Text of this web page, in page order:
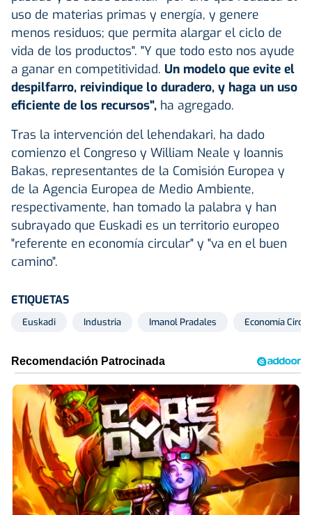
uso de materias primas y energía, y genere
menos residuos; que permita alargar el ciclo de
vida de los productos". "Y que todo esto nos ayude
a ganar en competitividad. Un modelo que evite el
despilfarro, reivindique lo duradero, y haga un uso
eficiente de los recursos", ha agregado.
Tras la intervención del lehendakari, ha dado
comienzo el Congreso y William Neale y Ioannis
Bakas, representantes de la Comisión Europea y
de la Agencia Europea de Medio Ambiente,
respectivamente, han tomado la palabra y han
subrayado que Euskadi es un territorio europeo
"referente en economía circular" y "va en el buen
camino".
ETIQUETAS
Euskadi Industria Imanol Pradales Economía